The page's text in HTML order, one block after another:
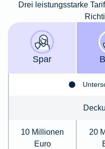
Drei leistungsstarke
Spar
10 Millionen
Euro
20